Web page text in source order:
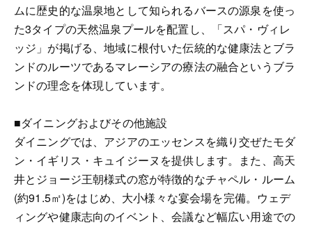
ムに歴史的な温泉地として知られるバースの源泉を使っ
た3タイプの天然温泉プールを配置し、「スパ・ヴィレ
ッジ」が掲げる、地域に根付いた伝統的な健康法とブラ
ンドのルーツであるマレーシアの療法の融合というブラ
ンドの理念を体現しています。
■ダイニングおよびその他施設
ダイニングでは、アジアのエッセンスを織り交ぜたモダ
ン・イギリス・キュイジーヌを提供します。また、高天
井とジョージ王朝様式の窓が特徴的なチャペル・ルーム
(約91.5㎡)をはじめ、大小様々な宴会場を完備。ウェデ
ィングや健康志向のイベント、会議など幅広い用途での